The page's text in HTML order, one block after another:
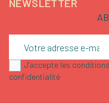
NEWSLETTER
J'accepte les
confidentialité